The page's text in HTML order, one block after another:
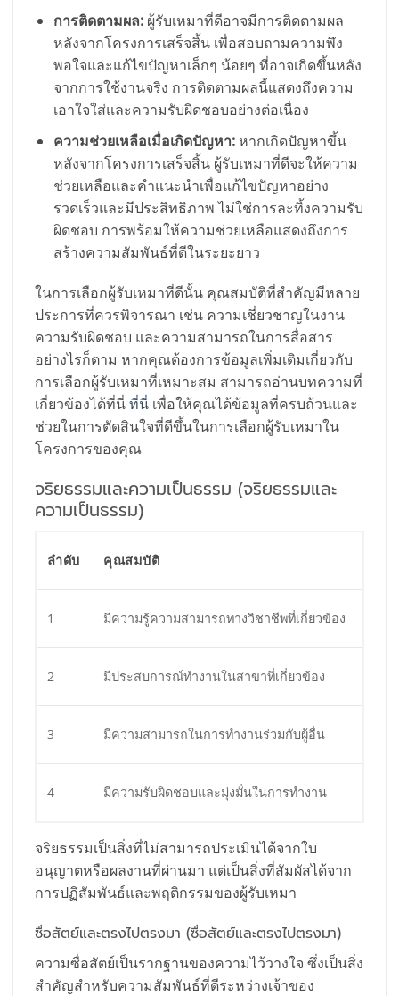
การติดตามผล:ผู้รับเหมาที่ดีอาจมีการติดตามผล
หลังจากโครงการเสร็จสิ้น เพื่อสอบถามความพึง
พอใจและแก้ไขปัญหาเล็กๆ น้อยๆ ที่อาจเกิดขึ้นหลัง
จากการใช้งานจริง การติดตามผลนี้แสดงถึงความ
เอาใจใส่และความรับผิดชอบอย่างต่อเนื่อง
ความช่วยเหลือเมื่อเกิดปัญหา:หากเกิดปัญหาขึ้น
หลังจากโครงการเสร็จสิ้น ผู้รับเหมาที่ดีจะให้ความ
ช่วยเหลือและคำแนะนำเพื่อแก้ไขปัญหาอย่าง
รวดเร็วและมีประสิทธิภาพ ไม่ใช่การละทิ้งความรับ
ผิดชอบ การพร้อมให้ความช่วยเหลือแสดงถึงการ
สร้างความสัมพันธ์ที่ดีในระยะยาว
ในการเลือกผู้รับเหมาที่ดีนั้น คุณสมบัติที่สำคัญมีหลาย
ประการที่ควรพิจารณา เช่น ความเชี่ยวชาญในงาน
ความรับผิดชอบ และความสามารถในการสื่อสาร
อย่างไรก็ตาม หากคุณต้องการข้อมูลเพิ่มเติมเกี่ยวกับ
การเลือกผู้รับเหมาที่เหมาะสม สามารถอ่านบทความที่
เกี่ยวข้องได้ที่นี่ที่นี่ เพื่อให้คุณได้ข้อมูลที่ครบถ้วนและ
ช่วยในการตัดสินใจที่ดีขึ้นในการเลือกผู้รับเหมาใน
โครงการของคุณ
จริยธรรมและความเป็นธรรม (จริยธรรมและ
ความเป็นธรรม)
ลำดับ คุณสมบัติ
1 มีความรู้ความสามารถทางวิชาชีพที่เกี่ยวข้อง
2 มีประสบการณ์ทำงานในสาขาที่เกี่ยวข้อง
3 มีความสามารถในการทำงานร่วมกับผู้อื่น
4 มีความรับผิดชอบและมุ่งมั่นในการทำงาน
จริยธรรมเป็นสิ่งที่ไม่สามารถประเมินได้จากใบ
อนุญาตหรือผลงานที่ผ่านมา แต่เป็นสิ่งที่สัมผัสได้จาก
การปฏิสัมพันธ์และพฤติกรรมของผู้รับเหมา
ซื่อสัตย์และตรงไปตรงมา (ซื่อสัตย์และตรงไปตรงมา)
ความซื่อสัตย์เป็นรากฐานของความไว้วางใจ ซึ่งเป็นสิ่ง
สำคัญสำหรับความสัมพันธ์ที่ดีระหว่างเจ้าของ